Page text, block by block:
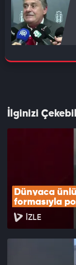
İlginizi
Dünyaca
formasıyla
İZLE